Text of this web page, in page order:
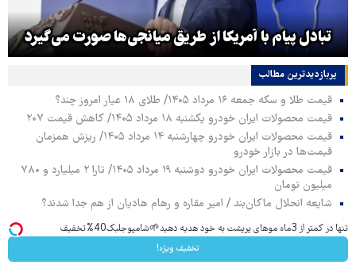
تبادل پیام با آمریکا از طریق میانجی‌ها صورت می‌گیرد
پربازدیدترین‌ مطالب
قیمت طلا و سکه جمعه ۱۶ مرداد ۱۴۰۵/ طلای ۱۸ عیار امروز چند؟
قیمت محصولات ایران خودرو یکشنبه ۱۸ مرداد ۱۴۰۵/ کاهش قیمت ۲۰۷
قیمت محصولات ایران خودرو چهارشنبه ۱۴ مرداد ۱۴۰۵/ ریزش همزمان
قیمت‌ها در بازار خودرو
قیمت محصولات ایران خودرو دوشنبه ۱۹ مرداد ۱۴۰۵/ تارا ۲ میلیارد و ۷۸۰
میلیون تومان
شایعه انحلال ماکان‌بند / امیر مقاره و رهام هادیان از هم جدا شدند؟
تنها در کمتر از 3ماه موهای پرپشت به خود هدیه دهید🌱شامپوجلبک40%تخفیف
تخفیف ویژه!